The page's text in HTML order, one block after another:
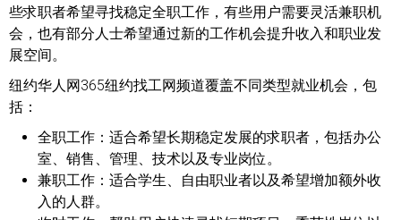
些求职者希望寻找稳定全职工作，有些用户需要灵活兼职机
会，也有部分人士希望通过新的工作机会提升收入和职业发
展空间。
纽约华人网365纽约找工网频道覆盖不同类型就业机会，包
括：
全职工作： 适合希望长期稳定发展的求职者，包括办公
室、销售、管理、技术以及专业岗位。
兼职工作： 适合学生、自由职业者以及希望增加额外收
入的人群。